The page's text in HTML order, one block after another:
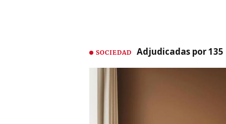
SOCIEDAD Adjudicadas por